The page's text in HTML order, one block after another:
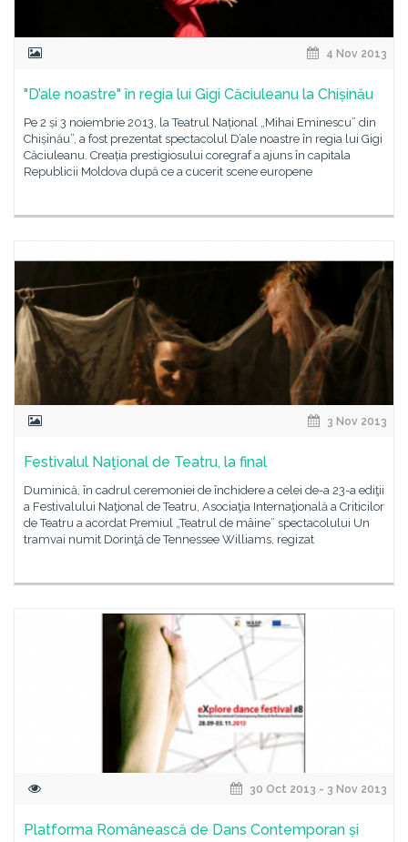
4 Nov 2013
"D’ale noastre" în regia lui Gigi Căciuleanu la Chișinău
Pe 2 și 3 noiembrie 2013, la Teatrul Național „Mihai Eminescu” din
Chișinău”, a fost prezentat spectacolul D’ale noastre în regia lui Gigi
Căciuleanu. Creația prestigiosului coregraf a ajuns în capitala
Republicii Moldova după ce a cucerit scene europene
3 Nov 2013
Festivalul Naţional de Teatru, la final
Duminică, în cadrul ceremoniei de închidere a celei de-a 23-a ediţii
a Festivalului Naţional de Teatru, Asociaţia Internaţională a Criticilor
de Teatru a acordat Premiul „Teatrul de mâine” spectacolului Un
tramvai numit Dorinţă de Tennessee Williams, regizat
30 Oct 2013 - 3 Nov 2013
Platforma Românească de Dans Contemporan și